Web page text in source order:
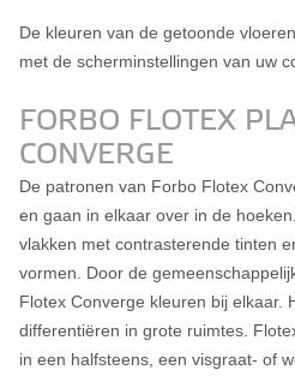
FORBO FLOTEX
CONVERGE
De patronen van Forbo Flotex
en gaan in elkaar over in de
vlakken met contrasterende tinten
vormen. Door de
Flotex Converge kleuren bij elkaar.
differentiëren in grote ruimtes.
in een halfsteens, een visgraat- of
De kleuren van de getoonde
met de scherminstellingen van uw